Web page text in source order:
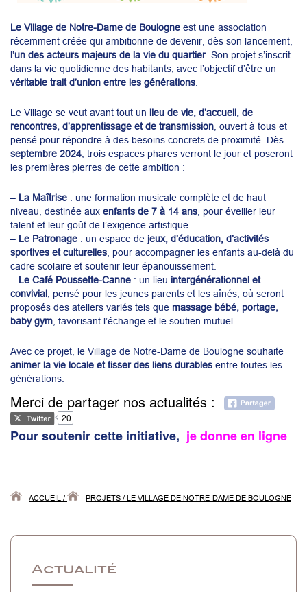
Le Village de Notre-Dame de Boulogne est une association
récemment créée qui ambitionne de devenir, dès son lancement,
l’un des acteurs majeurs de la vie du quartier. Son projet s’inscrit
dans la vie quotidienne des habitants, avec l’objectif d’être un
véritable trait d’union entre les générations
Le Village se veut avant tout un lieu de vie, d’accueil, de
rencontres, d’apprentissage et de transmission , ouvert à tous et
pensé pour répondre à des besoins concrets de proximité. Dès
septembre 2024 , trois espaces phares verront le jour et poseront
les premières pierres de cette ambition :
– La Maîtrise : une formation musicale complète et de haut
niveau, destinée aux enfants de 7 à 14 ans , pour éveiller leur
talent et leur goût de l’exigence artistique.
– Le Patronage : un espace de jeux, d’éducation, d’activités
sportives et culturelles , pour accompagner les enfants au-delà du
cadre scolaire et soutenir leur épanouissement.
– Le Café Poussette-Canne : un lieu intergénérationnel et
convivial , pensé pour les jeunes parents et les aînés, où seront
proposés des ateliers variés tels que massage bébé, portage,
baby gym , favorisant l’échange et le soutien mutuel.
Avec ce projet, le Village de Notre-Dame de Boulogne souhaite
animer la vie locale et tisser des liens durables entre toutes les
générations.
Merci de partager nos actualités :
20
Pour soutenir cette initiative, je donne en ligne
ACCUEIL / PROJETS / LE VILLAGE DE NOTRE-DAME DE BOULOGNE
Actualité